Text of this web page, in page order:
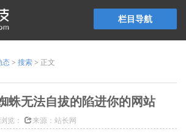
栏目导航
态> 搜索> 正文
蛛无法自拔的陷进你的网站
浏览： 来源：站长网